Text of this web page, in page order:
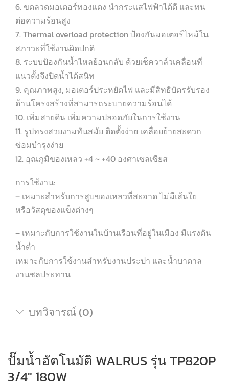
6. ขดลวดมอเตอร์ทองแดง นำกระแสไฟฟ้าได้ดี และทน
ต่อความร้อนสูง
7. Thermal overload protection ป้องกันมอเตอร์ไหม้ใน
สภาวะที่ใช้งานผิดปกติ
8. ระบบป้องกันน้ำไหลย้อนกลับ ด้วยเช็ควาล์วเคลื่อนที่
แนวตั้งจึงปิดน้ำได้สนิท
9. คุณภาพสูง, มอเตอร์ประหยัดไฟ และมีสิทธิบัตรรับรอง
ด้านโครงสร้างที่สามารถระบายความร้อนได้
10. เพิ่มสายดิน เพิ่มความปลอดภัยในการใช้งาน
11. รูปทรงสวยงามทันสมัย ติดตั้งง่าย เคลื่อยย้ายสะดวก
ซ่อมบำรุงง่าย
12. อุณภูมิของเหลว +4 ~ +40 องศาเซลเซียส
การใช้งาน:
– เหมาะสำหรับการสูบของเหลวที่สะอาด ไม่มีเส้นใย
หรือวัสดุของแข็งต่างๆ
– เหมาะกับการใช้งานในบ้านเรือนที่อยู่ในเมือง มีแรงดัน
น้ำต่ำ
เหมาะกับการใช้งานสำหรับงานประปา และน้ำบาดาล
งานชลประทาน
บทวิจารณ์ (0)
ปั๊มน้ำอัตโนมัติ WALRUS รุ่น TP820P
3/4″ 180W